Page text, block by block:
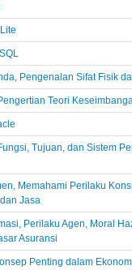
Pengenalan Sifat Fisik
Teori
Tujuan, dan Sistem
Memahami Perilaku
Jasa
Perilaku Agen, Moral
Asuransi
Penting dalam